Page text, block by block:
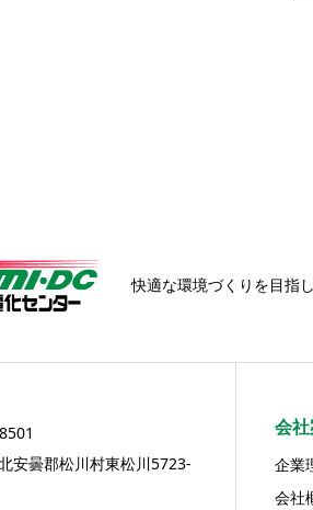
快適な環境づくりを目指
安曇郡松川村東松川5723-
会
企業
会社